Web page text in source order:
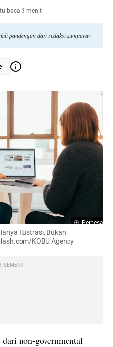
baca 3 menit
pandangan dari redaksi kumparan
Perbesar
Ilustrasi, Bukan
KOBU Agency
non-governmental